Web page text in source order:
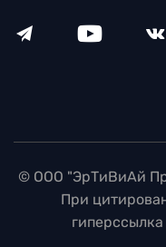
© ООО "ЭрТиВиАй
При